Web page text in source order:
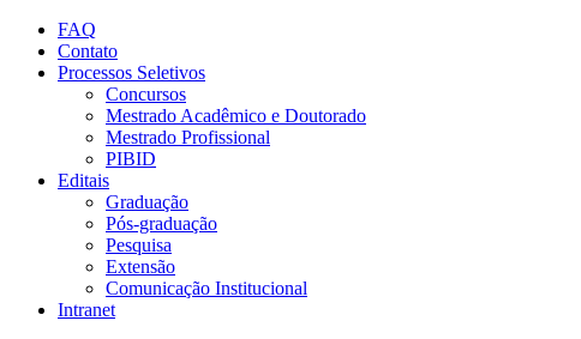
Conteúdo principal
FAQ
Contato
Processos Seletivos
Concursos
Mestrado Acadêmico e Doutorado
Mestrado Profissional
PIBID
Editais
Graduação
Pós-graduação
Pesquisa
Extensão
Comunicação Institucional
Intranet